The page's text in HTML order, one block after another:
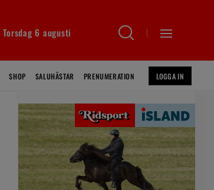
Torsdag 6 augusti
SHOP SALUHÄSTAR PRENUMERATION LOGGA IN